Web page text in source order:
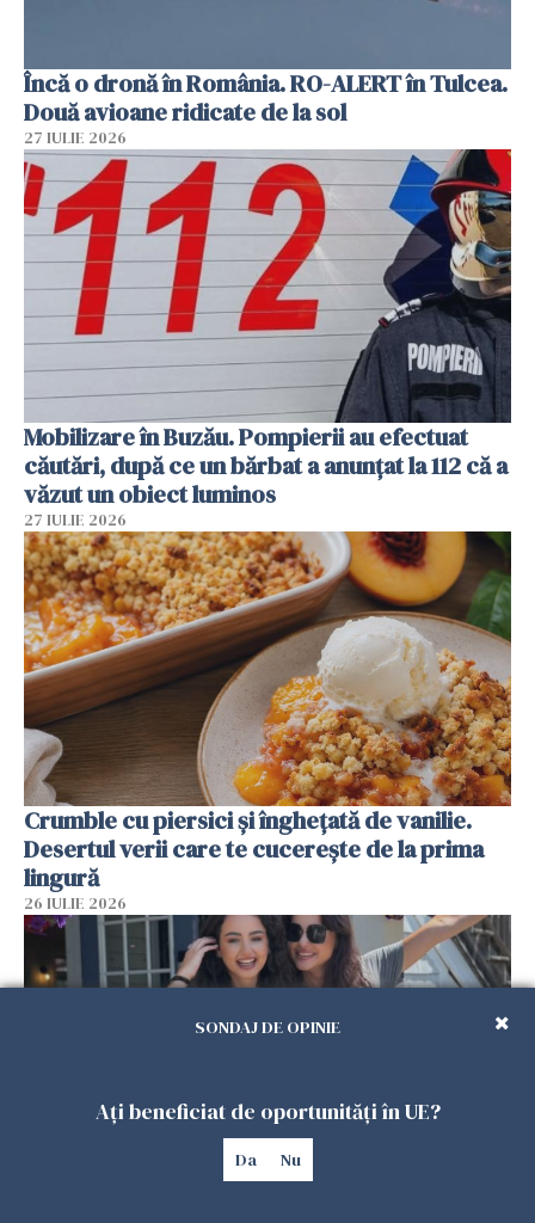
Încă o dronă în România. RO-ALERT în Tulcea.
Două avioane ridicate de la sol
27 IULIE 2026
Mobilizare în Buzău. Pompierii au efectuat
căutări, după ce un bărbat a anunțat la 112 că a
văzut un obiect luminos
27 IULIE 2026
Crumble cu piersici și înghețată de vanilie.
Desertul verii care te cucerește de la prima
lingură
26 IULIE 2026
SONDAJ DE OPINIE
Ați beneficiat de oportunități în UE?
Da Nu